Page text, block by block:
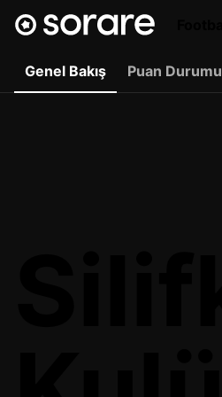
Genel Bakış Puan Durumu